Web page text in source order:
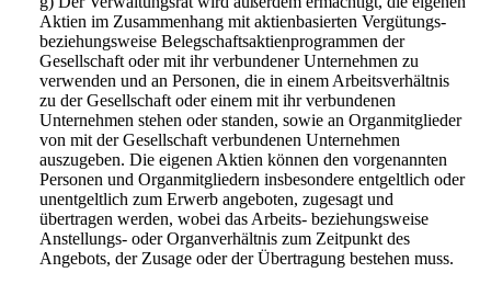
Aktien im Zusammenhang mit aktienbasierten Vergütungs-
beziehungsweise Belegschaftsaktienprogrammen der
Gesellschaft oder mit ihr verbundener Unternehmen zu
verwenden und an Personen, die in einem Arbeitsverhältnis
zu der Gesellschaft oder einem mit ihr verbundenen
Unternehmen stehen oder standen, sowie an Organmitglieder
von mit der Gesellschaft verbundenen Unternehmen
auszugeben. Die eigenen Aktien können den vorgenannten
Personen und Organmitgliedern insbesondere entgeltlich oder
unentgeltlich zum Erwerb angeboten, zugesagt und
übertragen werden, wobei das Arbeits- beziehungsweise
Anstellungs- oder Organverhältnis zum Zeitpunkt des
Angebots, der Zusage oder der Übertragung bestehen muss.